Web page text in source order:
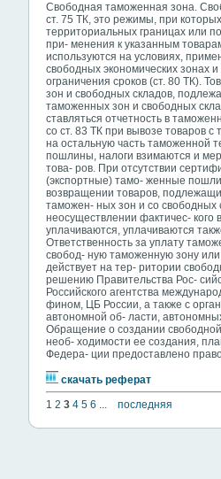
Свободная таможенная зона.
ст. 75 ТК, это режимы, при
территориальных границах или
при- менения к указанным
используются на условиях,
свободных экономических зонах
ограничения сроков (ст. 80 ТК).
зон и свободных складов,
таможенных зон и свободных
ставляться отчетность в
со ст. 83 ТК при вывозе товаров
на остальную часть таможенной
пошлины, налоги взимаются и
това- ров. При отсутствии
(экспортные) тамо- женные
возвращении товаров,
таможен- ных зон и со свободных
неосуществлении фактичес-
уплачиваются, уплачиваются
Ответственность за уплату
свобод- ную таможенную зону
действует на тер- ритории
решению Правительства Рос-
Российского агентства
фином, ЦБ России, а также с
автономной об- ласти,
Обращение о создании
необ- ходимости ее создания,
Федера- ции предоставлено
скачать реферат
1 2 3 4 5 6 ... последняя